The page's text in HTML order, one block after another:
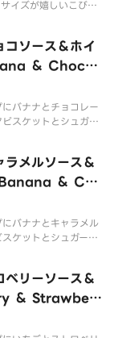
イズが嬉しいこびと
ソース＆ホイ
＆ Chocol
Cream
バナナとチョコレー
スケットとシュガー
メルソース＆
＆ Car
Cream
バナナとキャラメル
ケットとシュガーナ
リーソース＆
＆ Strawberr
Cream